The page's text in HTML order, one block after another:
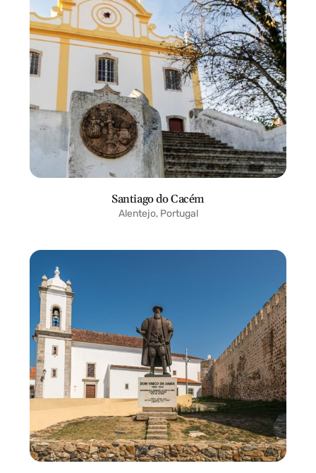
Santiago do Cacém
Alentejo, Portugal